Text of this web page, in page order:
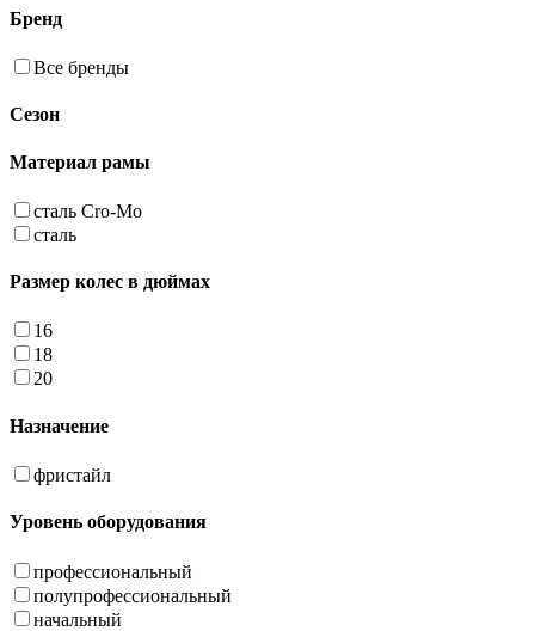
Бренд
Все бренды
Сезон
Материал рамы
сталь Cro-Mo
сталь
Размер колес в дюймах
16
18
20
Назначение
фристайл
Уровень оборудования
профессиональный
полупрофессиональный
начальный